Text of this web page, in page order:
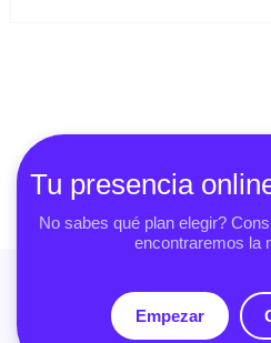
Tu presencia
No sabes qué plan elegir?
encontraremos la
Empezar